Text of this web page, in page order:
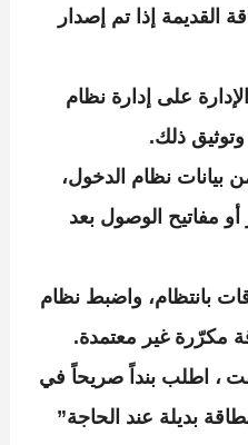
القديمة إذا تم إصدار
على إدارة نظام
وتوثيق ذلك.
بيانات نظام الدخول،
مفاتيح الوصول بعد
بانتظام، واضبط نظام
مكرّرة غير معتمدة.
، اطلب بنداً صريحاً في
بديلة عند الحاجة”